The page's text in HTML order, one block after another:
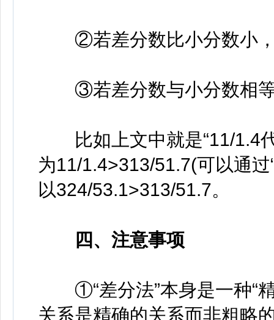
②若差分数比小分数小，
③若差分数与小分数相
比如上文中就是“11/1.4代
为11/1.4>313/51.7(可以通过
以324/53.1>313/51.7。
四、注意事项
①“差分法”本身是一种“精
关系是精确的关系而非粗略